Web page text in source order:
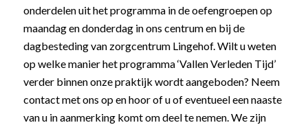
onderdelen uit het programma in de oefengroepen op
maandag en donderdag in ons centrum en bij de
dagbesteding van zorgcentrum Lingehof. Wilt u weten
op welke manier het programma ‘Vallen Verleden Tijd’
verder binnen onze praktijk wordt aangeboden? Neem
contact met ons op en hoor of u of eventueel een naaste
van u in aanmerking komt om deel te nemen. We zijn